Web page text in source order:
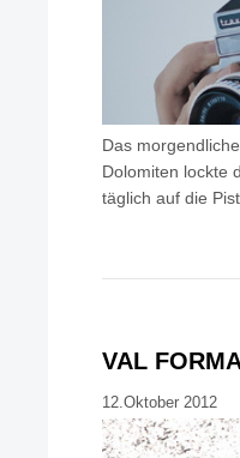
Das
Dolomiten lockte
täglich auf die
VAL
12.Oktober 2012